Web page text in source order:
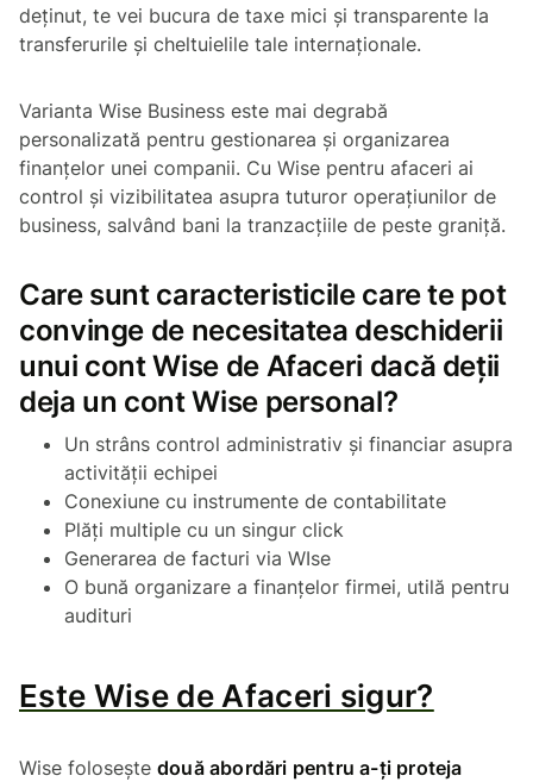
deținut, te vei bucura de taxe mici și transparente la
transferurile și cheltuielile tale internaționale.
Varianta Wise Business este mai degrabă
personalizată pentru gestionarea și organizarea
finanțelor unei companii. Cu Wise pentru afaceri ai
control și vizibilitatea asupra tuturor operațiunilor de
business, salvând bani la tranzacțiile de peste graniță.
Care sunt caracteristicile care te pot
convinge de necesitatea deschiderii
unui cont Wise de Afaceri dacă deții
deja un cont Wise personal?
Un strâns control administrativ și financiar asupra
activității echipei
Conexiune cu instrumente de contabilitate
Plăți multiple cu un singur click
Generarea de facturi via WIse
O bună organizare a finanțelor firmei, utilă pentru
audituri
Este Wise de Afaceri sigur?
Wise folosește două abordări pentru a-ți proteja